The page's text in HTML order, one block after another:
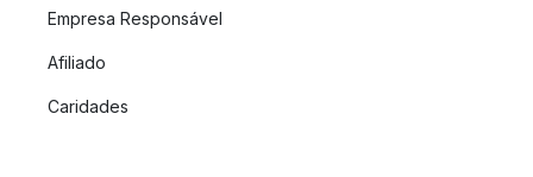
Empresa Responsável
Afiliado
Caridades